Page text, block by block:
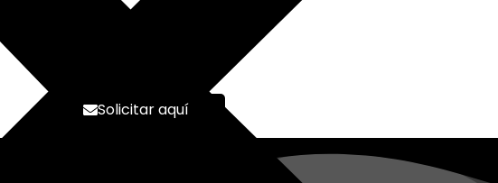
Solicitar aquí